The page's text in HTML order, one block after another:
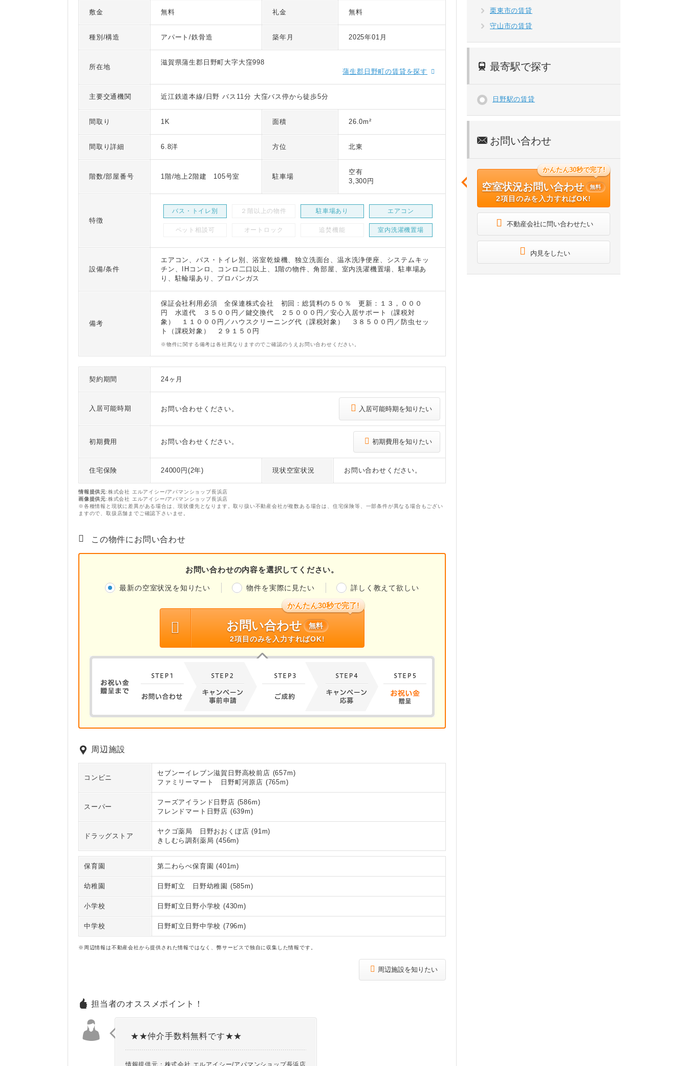
敷金 無料 礼金 無料
種別/構造 アパート/鉄骨造 築年月 2025年01月
所在地
滋賀県蒲生郡日野町大字大窪998
蒲生郡日野町の賃貸を探す
主要交通機関 近江鉄道本線/日野 バス11分 大窪バス停から徒歩5分
間取り 1K 面積 26.0m²
間取り詳細 6.8洋 方位 北東
階数/部屋番号 1階/地上2階建 105号室 駐車場
空有
3,300円
特徴
バス・トイレ別 ２階以上の物件 駐車場あり エアコン
ペット相談可 オートロック 追焚機能 室内洗濯機置場
設備/条件
エアコン、バス・トイレ別、浴室乾燥機、独立洗面台、温水洗浄便座、システムキッ
チン、IHコンロ、コンロ二口以上、1階の物件、角部屋、室内洗濯機置場、駐車場あ
り、駐輪場あり、プロパンガス
備考
保証会社利用必須 全保連株式会社 初回：総賃料の５０％ 更新：１３，０００
円 水道代 ３５００円／鍵交換代 ２５０００円／安心入居サポート（課税対
象） １１０００円／ハウスクリーニング代（課税対象） ３８５００円／防虫セッ
ト（課税対象） ２９１５０円
※物件に関する備考は各社異なりますのでご確認のうえお問い合わせください。
契約期間 24ヶ月
入居可能時期 お問い合わせください。 入居可能時期を知りたい
初期費用 お問い合わせください。 初期費用を知りたい
住宅保険 24000円(2年) 現状空室状況 お問い合わせください。
情報提供元:株式会社 エルアイシー/アパマンショップ長浜店
画像提供元:株式会社 エルアイシー/アパマンショップ長浜店
※各種情報と現状に差異がある場合は、現状優先となります。取り扱い不動産会社が複数ある場合は、住宅保険等、一部条件が異なる場合もござい
ますので、取扱店舗までご確認下さいませ。
この物件にお問い合わせ
お問い合わせの内容を選択してください。
最新の空室状況を知りたい 物件を実際に見たい 詳しく教えて欲しい
かんたん30秒で完了!
お問い合わせ
無料
2項目のみを入力すればOK!
周辺施設
コンビニ
セブンーイレブン滋賀日野高校前店 (657m)
ファミリーマート 日野町河原店 (765m)
スーパー
フーズアイランド日野店 (586m)
フレンドマート日野店 (639m)
ドラッグストア
ヤクゴ薬局 日野おおくぼ店 (91m)
きしむら調剤薬局 (456m)
保育園 第二わらべ保育園 (401m)
幼稚園 日野町立 日野幼稚園 (585m)
小学校 日野町立日野小学校 (430m)
中学校 日野町立日野中学校 (796m)
※周辺情報は不動産会社から提供された情報ではなく、弊サービスで独自に収集した情報です。
周辺施設を知りたい
担当者のオススメポイント！
★★仲介手数料無料です★★
情報提供元：株式会社 エルアイシー/アパマンショップ長浜店
栗東市の賃貸
守山市の賃貸
最寄駅で探す
日野駅の賃貸
お問い合わせ
かんたん30秒で完了!
空室状況お問い合わせ 無料
2項目のみを入力すればOK!
不動産会社に問い合わせたい
内見をしたい